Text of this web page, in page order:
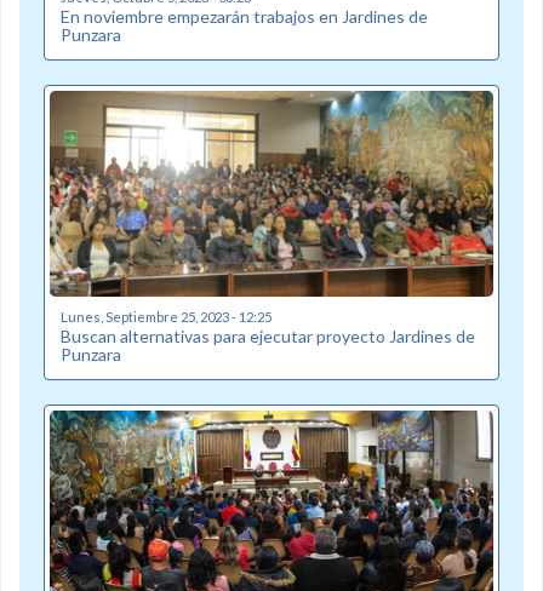
En noviembre empezarán trabajos en Jardines de
Punzara
Lunes, Septiembre 25, 2023 - 12:25
Buscan alternativas para ejecutar proyecto Jardines de
Punzara